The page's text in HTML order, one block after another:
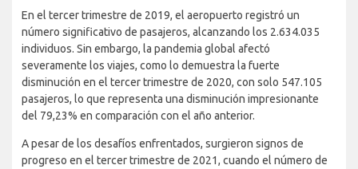
En el tercer trimestre de 2019, el aeropuerto registró un
número significativo de pasajeros, alcanzando los 2.634.035
individuos. Sin embargo, la pandemia global afectó
severamente los viajes, como lo demuestra la fuerte
disminución en el tercer trimestre de 2020, con solo 547.105
pasajeros, lo que representa una disminución impresionante
del 79,23% en comparación con el año anterior.
A pesar de los desafíos enfrentados, surgieron signos de
progreso en el tercer trimestre de 2021, cuando el número de